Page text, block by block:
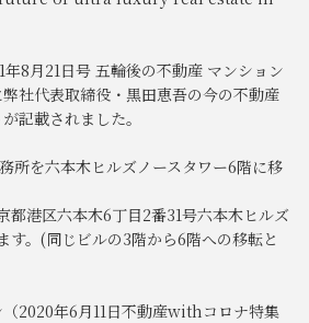
8月21日号 五輪後の不動産 マンション
社代表取締役・黒田恵吾の今の不動産
記載されました。
所を六本木ヒルズノースタワー6階に移
都港区六本木6丁目2番31号六本木ヒルズ
す。(同じビルの3階から6階への移転と
2020年6月11日不動産withコロナ特集